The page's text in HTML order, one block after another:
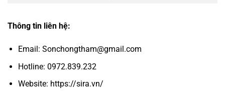
Thông tin liên hệ:
Email: Sonchongtham@gmail.com
Hotline: 0972.839.232
Website: https://sira.vn/